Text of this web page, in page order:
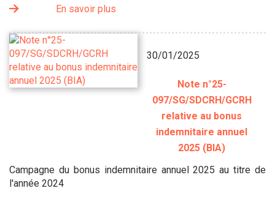
En savoir plus
30/01/2025
Note n°25-
097/SG/SDCRH/GCRH
relative au bonus
indemnitaire annuel
2025 (BIA)
Campagne du bonus indemnitaire annuel 2025 au titre de
l'année 2024